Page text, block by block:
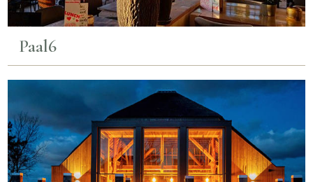
Paal6